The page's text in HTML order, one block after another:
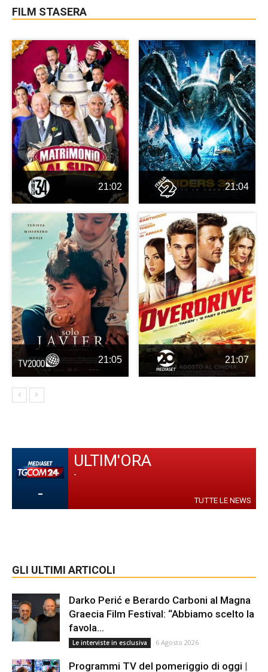
FILM STASERA
21:02 21:04
21:05 21:07
-
ULTIM'ORA
-
TUTTE LE NEWS
GLI ULTIMI ARTICOLI
Darko Perić e Berardo Carboni al Magna
Graecia Film Festival: “Abbiamo scelto la
favola...
Le interviste in esclusiva 6 Agosto 2026
Programmi TV del pomeriggio di oggi |